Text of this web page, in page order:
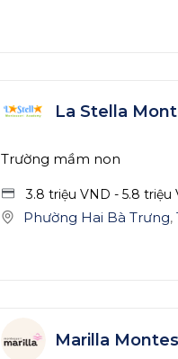
La Stella
Trường mầm non
3.8 triệu VND - 5.8 triệu
Phường Hai Bà Trưng,
Marilla